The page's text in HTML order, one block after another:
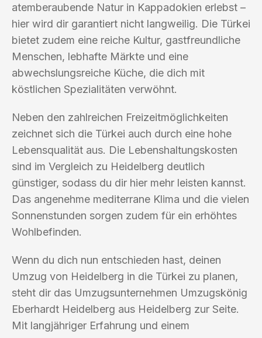
atemberaubende Natur in Kappadokien erlebst –
hier wird dir garantiert nicht langweilig. Die Türkei
bietet zudem eine reiche Kultur, gastfreundliche
Menschen, lebhafte Märkte und eine
abwechslungsreiche Küche, die dich mit
köstlichen Spezialitäten verwöhnt.
Neben den zahlreichen Freizeitmöglichkeiten
zeichnet sich die Türkei auch durch eine hohe
Lebensqualität aus. Die Lebenshaltungskosten
sind im Vergleich zu Heidelberg deutlich
günstiger, sodass du dir hier mehr leisten kannst.
Das angenehme mediterrane Klima und die vielen
Sonnenstunden sorgen zudem für ein erhöhtes
Wohlbefinden.
Wenn du dich nun entschieden hast, deinen
Umzug von Heidelberg in die Türkei zu planen,
steht dir das Umzugsunternehmen Umzugskönig
Eberhardt Heidelberg aus Heidelberg zur Seite.
Mit langjähriger Erfahrung und einem